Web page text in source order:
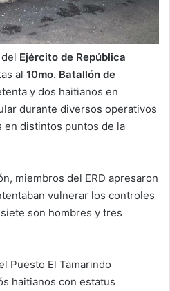
Ejército de República
al 10mo. Batallón de
y dos haitianos en
durante diversos operativos
distintos puntos de la
miembros del ERD apresaron
vulnerar los controles
son hombres y tres
Puesto El Tamarindo
haitianos con estatus